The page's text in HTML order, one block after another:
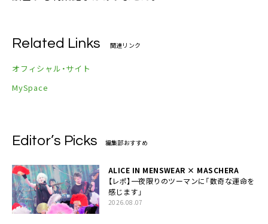
Related Links 関連リンク
オフィシャル・サイト
MySpace
Editor’s Picks 編集部おすすめ
ALICE IN MENSWEAR × MASCHERA
【レポ】一夜限りのツーマンに「数奇な運命を
感じます」
2026.08.07